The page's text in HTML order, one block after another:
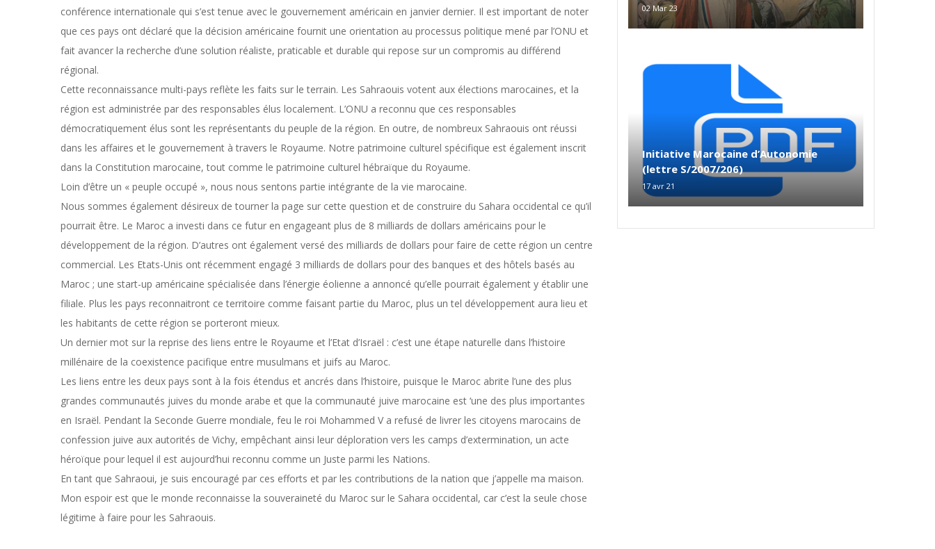
conférence internationale qui s’est tenue avec le gouvernement américain en janvier dernier. Il est important de noter
que ces pays ont déclaré que la décision américaine fournit une orientation au processus politique mené par l’ONU et
fait avancer la recherche d’une solution réaliste, praticable et durable qui repose sur un compromis au différend
régional.
Cette reconnaissance multi-pays reflète les faits sur le terrain. Les Sahraouis votent aux élections marocaines, et la
région est administrée par des responsables élus localement. L’ONU a reconnu que ces responsables
démocratiquement élus sont les représentants du peuple de la région. En outre, de nombreux Sahraouis ont réussi
dans les affaires et le gouvernement à travers le Royaume. Notre patrimoine culturel spécifique est également inscrit
dans la Constitution marocaine, tout comme le patrimoine culturel hébraïque du Royaume.
Loin d’être un « peuple occupé », nous nous sentons partie intégrante de la vie marocaine.
Nous sommes également désireux de tourner la page sur cette question et de construire du Sahara occidental ce qu’il
pourrait être. Le Maroc a investi dans ce futur en engageant plus de 8 milliards de dollars américains pour le
développement de la région. D’autres ont également versé des milliards de dollars pour faire de cette région un centre
commercial. Les Etats-Unis ont récemment engagé 3 milliards de dollars pour des banques et des hôtels basés au
Maroc ; une start-up américaine spécialisée dans l’énergie éolienne a annoncé qu’elle pourrait également y établir une
filiale. Plus les pays reconnaitront ce territoire comme faisant partie du Maroc, plus un tel développement aura lieu et
les habitants de cette région se porteront mieux.
Un dernier mot sur la reprise des liens entre le Royaume et l’Etat d’Israël : c’est une étape naturelle dans l’histoire
millénaire de la coexistence pacifique entre musulmans et juifs au Maroc.
Les liens entre les deux pays sont à la fois étendus et ancrés dans l’histoire, puisque le Maroc abrite l’une des plus
grandes communautés juives du monde arabe et que la communauté juive marocaine est ‘une des plus importantes
en Israël. Pendant la Seconde Guerre mondiale, feu le roi Mohammed V a refusé de livrer les citoyens marocains de
confession juive aux autorités de Vichy, empêchant ainsi leur déploration vers les camps d’extermination, un acte
héroïque pour lequel il est aujourd’hui reconnu comme un Juste parmi les Nations.
En tant que Sahraoui, je suis encouragé par ces efforts et par les contributions de la nation que j’appelle ma maison.
Mon espoir est que le monde reconnaisse la souveraineté du Maroc sur le Sahara occidental, car c’est la seule chose
légitime à faire pour les Sahraouis.
02 Mar 23
Initiative Marocaine d’Autonomie
(lettre S/2007/206)
17 avr 21